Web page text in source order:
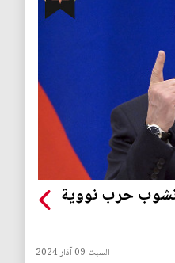
نشوب حرب نووية
السبت 09 آذار 2024